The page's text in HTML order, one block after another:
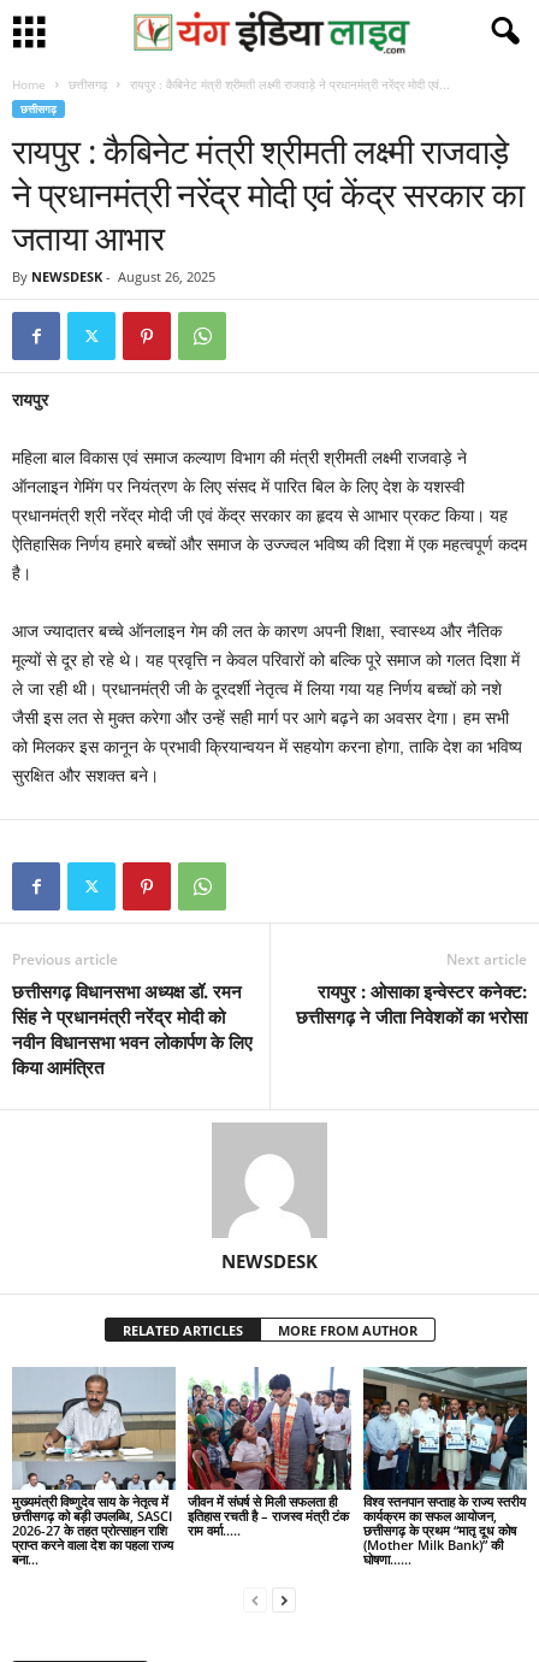
Home छत्तीसगढ़ रायपुर : कैबिनेट मंत्री श्रीमती लक्ष्मी राजवाड़े ने प्रधानमंत्री नरेंद्र मोदी एवं...
छत्तीसगढ़
रायपुर : कैबिनेट मंत्री श्रीमती लक्ष्मी राजवाड़े
ने प्रधानमंत्री नरेंद्र मोदी एवं केंद्र सरकार का
जताया आभार
By NEWSDESK - August 26, 2025
रायपुर
महिला बाल विकास एवं समाज कल्याण विभाग की मंत्री श्रीमती लक्ष्मी राजवाड़े ने
ऑनलाइन गेमिंग पर नियंत्रण के लिए संसद में पारित बिल के लिए देश के यशस्वी
प्रधानमंत्री श्री नरेंद्र मोदी जी एवं केंद्र सरकार का हृदय से आभार प्रकट किया। यह
ऐतिहासिक निर्णय हमारे बच्चों और समाज के उज्ज्वल भविष्य की दिशा में एक महत्वपूर्ण कदम
है।
आज ज्यादातर बच्चे ऑनलाइन गेम की लत के कारण अपनी शिक्षा, स्वास्थ्य और नैतिक
मूल्यों से दूर हो रहे थे। यह प्रवृत्ति न केवल परिवारों को बल्कि पूरे समाज को गलत दिशा में
ले जा रही थी। प्रधानमंत्री जी के दूरदर्शी नेतृत्व में लिया गया यह निर्णय बच्चों को नशे
जैसी इस लत से मुक्त करेगा और उन्हें सही मार्ग पर आगे बढ़ने का अवसर देगा। हम सभी
को मिलकर इस कानून के प्रभावी क्रियान्वयन में सहयोग करना होगा, ताकि देश का भविष्य
सुरक्षित और सशक्त बने।
Previous article
छत्तीसगढ़ विधानसभा अध्यक्ष डॉ. रमन
सिंह ने प्रधानमंत्री नरेंद्र मोदी को
नवीन विधानसभा भवन लोकार्पण के लिए
किया आमंत्रित
Next article
रायपुर : ओसाका इन्वेस्टर कनेक्ट:
छत्तीसगढ़ ने जीता निवेशकों का भरोसा
NEWSDESK
RELATED ARTICLES MORE FROM AUTHOR
मुख्यमंत्री विष्णुदेव साय के नेतृत्व में
छत्तीसगढ़ को बड़ी उपलब्धि, SASCI
2026-27 के तहत प्रोत्साहन राशि
प्राप्त करने वाला देश का पहला राज्य
बना...
जीवन में संघर्ष से मिली सफलता ही
इतिहास रचती है – राजस्व मंत्री टंक
राम वर्मा…..
विश्व स्तनपान सप्ताह के राज्य स्तरीय
कार्यक्रम का सफल आयोजन,
छत्तीसगढ़ के प्रथम “मातृ दूध कोष
(Mother Milk Bank)” की
घोषणा……